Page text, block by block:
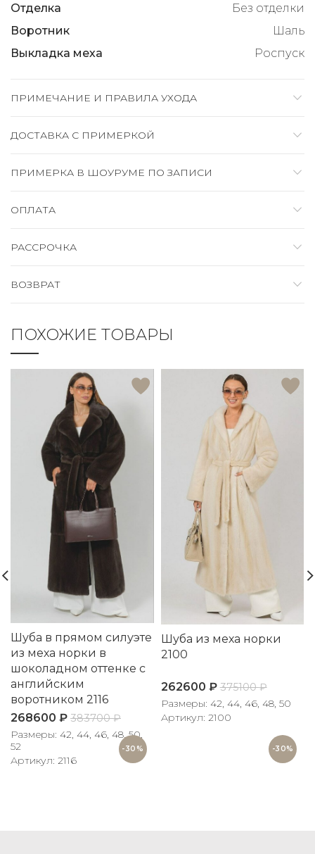
Отделка
Без отделки
Воротник
Шаль
Выкладка меха
Роспуск
ПРИМЕЧАНИЕ И ПРАВИЛА УХОДА
ДОСТАВКА C ПРИМЕРКОЙ
ПРИМЕРКА В ШОУРУМЕ ПО ЗАПИСИ
ОПЛАТА
РАССРОЧКА
ВОЗВРАТ
ПОХОЖИЕ ТОВАРЫ
-30%
Шуба в прямом силуэте
из меха норки в
шоколадном оттенке с
английским
воротником 2116
268600 ₽ 383700₽
Размеры: 42, 44, 46, 48, 50,
52
Артикул: 2116
-30%
Шуба из меха норки
2100
262600 ₽ 375100₽
Размеры: 42, 44, 46, 48, 50
Артикул: 2100